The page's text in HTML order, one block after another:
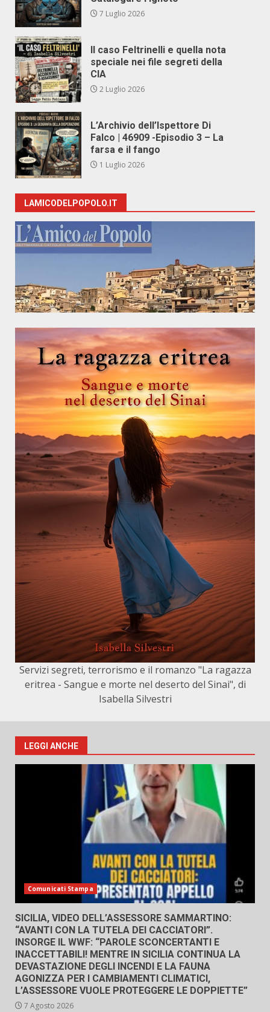
7 Luglio 2026
Il caso Feltrinelli e quella nota
speciale nei file segreti della
CIA
2 Luglio 2026
L’Archivio dell’Ispettore Di
Falco | 46909 -Episodio 3 – La
farsa e il fango
1 Luglio 2026
LAMICODELPOPOLO.IT
Servizi segreti, terrorismo e il romanzo "La ragazza
eritrea - Sangue e morte nel deserto del Sinai", di
Isabella Silvestri
LEGGI ANCHE
Comunicati Stampa
SICILIA, VIDEO DELL’ASSESSORE SAMMARTINO:
“AVANTI CON LA TUTELA DEI CACCIATORI”.
INSORGE IL WWF: “PAROLE SCONCERTANTI E
INACCETTABILI! MENTRE IN SICILIA CONTINUA LA
DEVASTAZIONE DEGLI INCENDI E LA FAUNA
AGONIZZA PER I CAMBIAMENTI CLIMATICI,
L’ASSESSORE VUOLE PROTEGGERE LE DOPPIETTE”
7 Agosto 2026